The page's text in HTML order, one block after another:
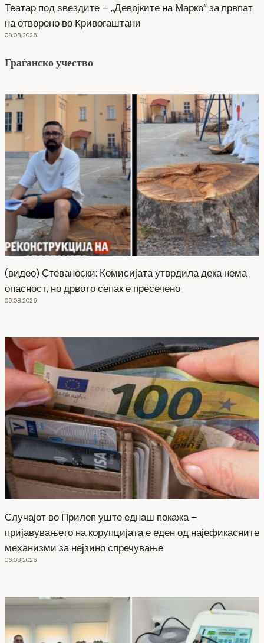
Театар под ѕвездите – „Девојките на Марко“ за првпат
на отворено во Кривогаштани
08.08.2026
Граѓанско учество
(видео) Стеваноски: Комисијата утврдила дека нема
опасност, но дрвото сепак е пресечено
09.08.2026
Случајот во Прилеп уште еднаш покажа –
пријавувањето на корупцијата е еден од најефикасните
механизми за нејзино спречување
06.08.2026